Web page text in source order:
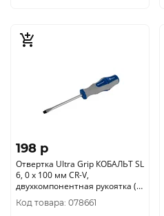
198 p
Отвертка Ultra Grip КОБАЛЬТ SL
6, 0 х 100 мм CR-V,
двухкомпонентная рукоятка (1
шт.) подвес 646-270
Код товара: 078661